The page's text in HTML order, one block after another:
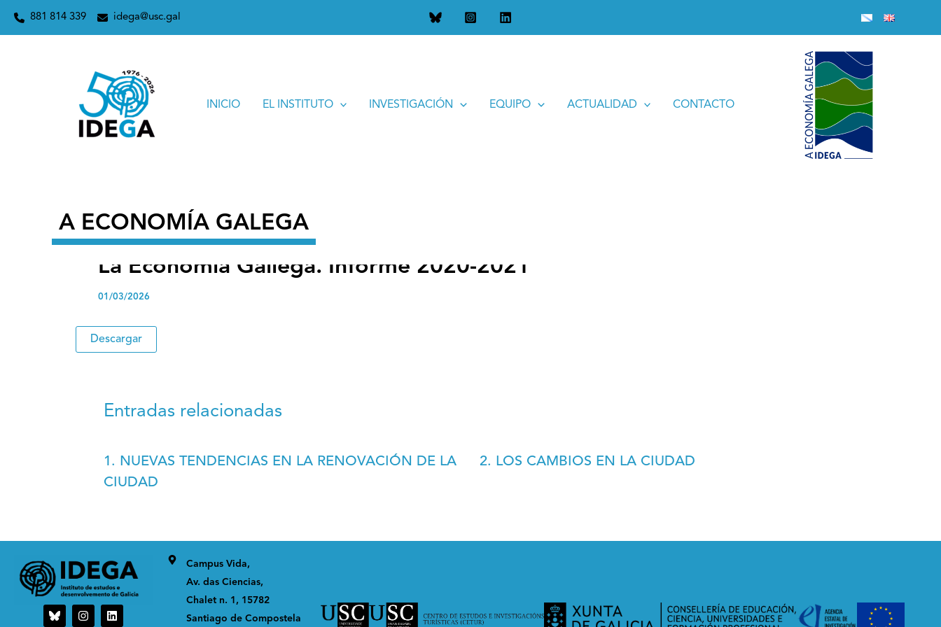
881 814 339 idega@usc.gal
INICIO EL INSTITUTO INVESTIGACIÓN EQUIPO ACTUALIDAD CONTACTO
A ECONOMÍA GALEGA
Inicio 2026 marzo 1 La Economía Gallega. Informe 2020-2021
La Economía Gallega. Informe 2020-2021
01/03/2026
Descargar
Entradas relacionadas
1. NUEVAS TENDENCIAS EN LA RENOVACIÓN DE LA
CIUDAD
2. LOS CAMBIOS EN LA CIUDAD
I
n
L
i
Campus Vida,
Av. das Ciencias,
Chalet n. 1, 15782
Santiago de Compostela